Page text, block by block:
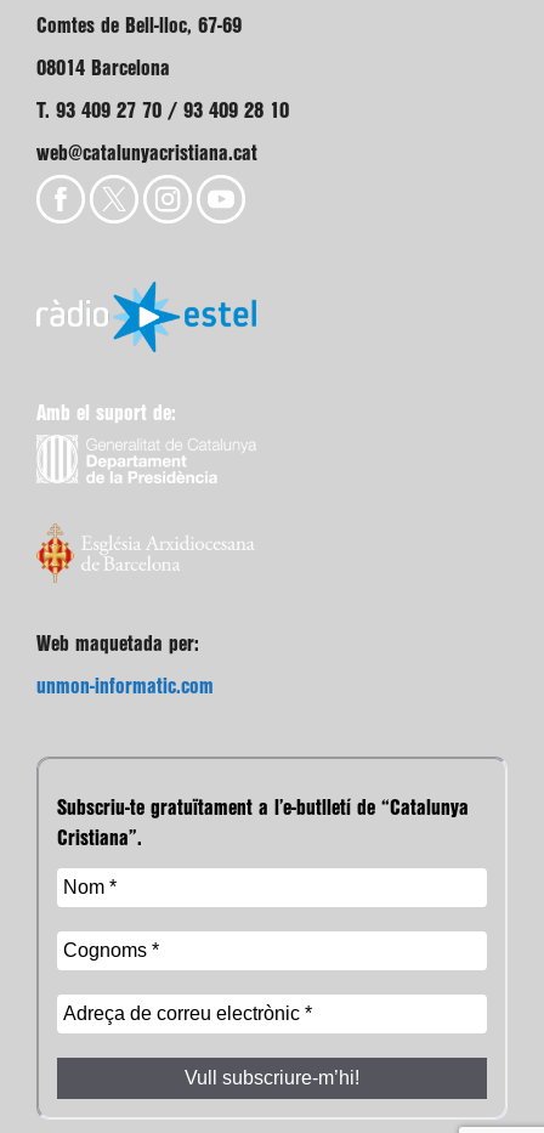
Comtes de Bell-lloc, 67-69
08014 Barcelona
T. 93 409 27 70 / 93 409 28 10
web@catalunyacristiana.cat
Amb el suport de:
Web maquetada per:
unmon-informatic.com
Subscriu-te gratuïtament a l’e-butlletí de “Catalunya
Cristiana”.